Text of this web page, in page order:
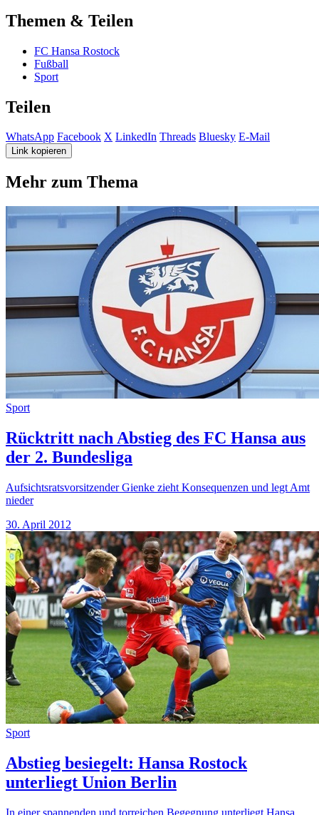
Themen & Teilen
FC Hansa Rostock
Fußball
Sport
Teilen
WhatsApp Facebook X LinkedIn Threads Bluesky E-Mail
Link kopieren
Mehr zum Thema
Sport
Rücktritt nach Abstieg des FC Hansa aus
der 2. Bundesliga
Aufsichtsratsvorsitzender Gienke zieht Konsequenzen und legt Amt
nieder
30. April 2012
Sport
Abstieg besiegelt: Hansa Rostock
unterliegt Union Berlin
In einer spannenden und torreichen Begegnung unterliegt Hansa